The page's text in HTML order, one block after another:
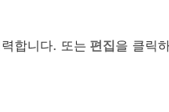
합니다. 또는 편집을 클릭